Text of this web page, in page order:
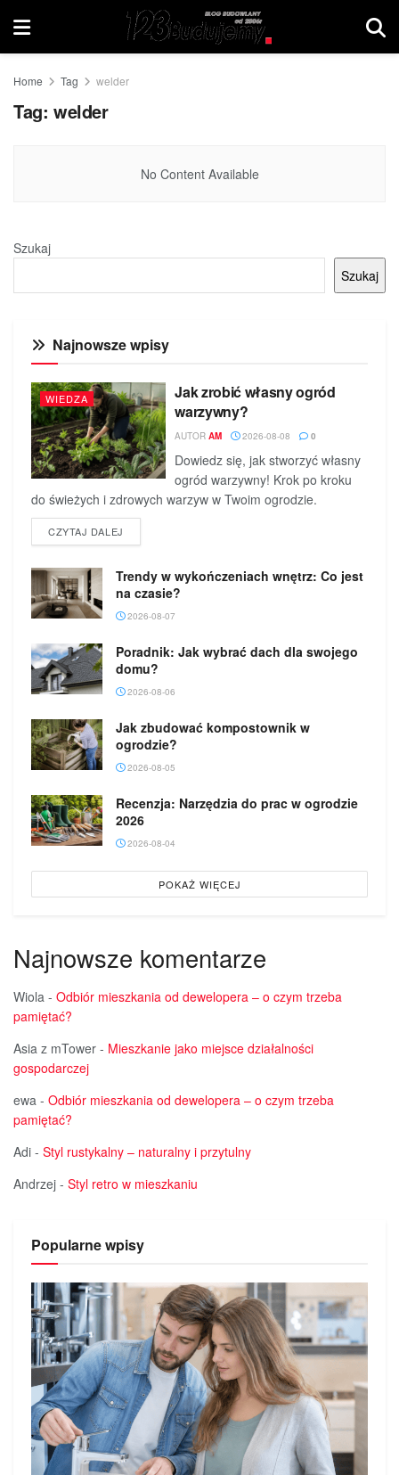
Home Tag welder
Tag: welder
No Content Available
Szukaj
Szukaj
Najnowsze wpisy
WIEDZA
Jak zrobić własny ogród
warzywny?
AUTOR AM 2026-08-08 0
Dowiedz się, jak stworzyć własny
ogród warzywny! Krok po kroku
do świeżych i zdrowych warzyw w Twoim ogrodzie.
CZYTAJ DALEJ
Trendy w wykończeniach wnętrz: Co jest
na czasie?
2026-08-07
Poradnik: Jak wybrać dach dla swojego
domu?
2026-08-06
Jak zbudować kompostownik w
ogrodzie?
2026-08-05
Recenzja: Narzędzia do prac w ogrodzie
2026
2026-08-04
POKAŻ WIĘCEJ
Najnowsze komentarze
Wiola - Odbiór mieszkania od dewelopera – o czym trzeba
pamiętać?
Asia z mTower - Mieszkanie jako miejsce działalności
gospodarczej
ewa - Odbiór mieszkania od dewelopera – o czym trzeba
pamiętać?
Adi - Styl rustykalny – naturalny i przytulny
Andrzej - Styl retro w mieszkaniu
Popularne wpisy